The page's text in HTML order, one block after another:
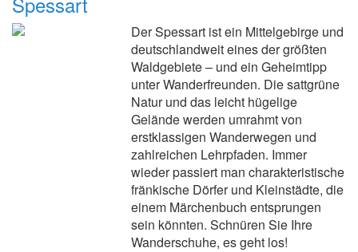
Der Spessart ist ein Mittelgebirge und
deutschlandweit eines der größten
Waldgebiete – und ein Geheimtipp
unter Wanderfreunden. Die sattgrüne
Natur und das leicht hügelige
Gelände werden umrahmt von
erstklassigen Wanderwegen und
zahlreichen Lehrpfaden. Immer
wieder passiert man charakteristische
fränkische Dörfer und Kleinstädte, die
einem Märchenbuch entsprungen
sein könnten. Schnüren Sie Ihre
Wanderschuhe, es geht los!